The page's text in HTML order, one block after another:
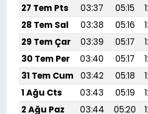
27 Tem Pts
03:37 05:15
28 Tem Sal
03:38 05:16
29 Tem Çar
03:39 05:17
30 Tem Per
03:40 05:17
31 Tem Cum
03:42 05:18
1 Ağu Cts
03:43 05:19
2 Ağu Paz
03:44 05:20